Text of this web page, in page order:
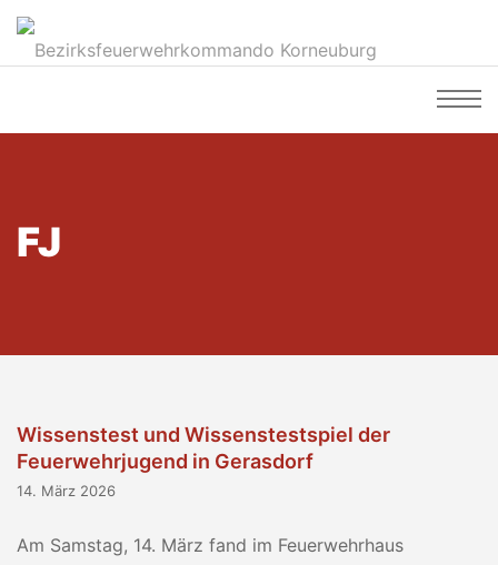
FJ
Wissenstest und Wissenstestspiel der
Feuerwehrjugend in Gerasdorf
14. März 2026
Am Samstag, 14. März fand im Feuerwehrhaus